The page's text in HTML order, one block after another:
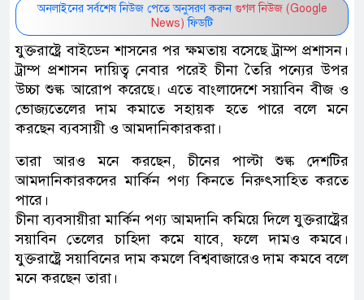
অনলাইনের সর্বশেষ নিউজ পেতে অনুসরণ করুন গুগল নিউজ (Google
News) ফিডটি
যুক্তরাষ্ট্রে বাইডেন শাসনের পর ক্ষমতায় বসেছে ট্রাম্প প্রশাসন।
ট্রাম্প প্রশাসন দায়িত্ব নেবার পরেই চীনা তৈরি পন্যের উপর
উচ্চা শুল্ক আরোপ করেছে। এতে বাংলাদেশে সয়াবিন বীজ ও
ভোজ্যতেলের দাম কমাতে সহায়ক হতে পারে বলে মনে
করছেন ব্যবসায়ী ও আমদানিকারকরা।
তারা আরও মনে করছেন, চীনের পাল্টা শুল্ক দেশটির
আমদানিকারকদের মার্কিন পণ্য কিনতে নিরুৎসাহিত করতে
পারে।
চীনা ব্যবসায়ীরা মার্কিন পণ্য আমদানি কমিয়ে দিলে যুক্তরাষ্ট্রের
সয়াবিন তেলের চাহিদা কমে যাবে, ফলে দামও কমবে।
যুক্তরাষ্ট্রে সয়াবিনের দাম কমলে বিশ্ববাজারেও দাম কমবে বলে
মনে করছেন তারা।